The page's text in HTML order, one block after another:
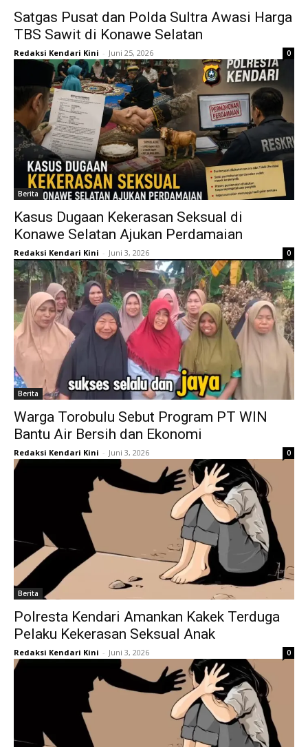
Satgas Pusat dan Polda Sultra Awasi Harga
TBS Sawit di Konawe Selatan
Redaksi Kendari Kini - Juni 25, 2026 0
Berita
Kasus Dugaan Kekerasan Seksual di
Konawe Selatan Ajukan Perdamaian
Redaksi Kendari Kini - Juni 3, 2026 0
Berita
Warga Torobulu Sebut Program PT WIN
Bantu Air Bersih dan Ekonomi
Redaksi Kendari Kini - Juni 3, 2026 0
Berita
Polresta Kendari Amankan Kakek Terduga
Pelaku Kekerasan Seksual Anak
Redaksi Kendari Kini - Juni 3, 2026 0